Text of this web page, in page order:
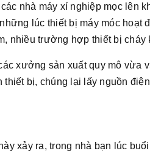
nhà máy xí nghiệp mọc lên
lúc thiết bị máy móc hoạt
nhiều trường hợp thiết bị cháy
xưởng sản xuất quy mô vừa
thiết bị, chúng lại lấy nguồn
xảy ra, trong nhà bạn lúc